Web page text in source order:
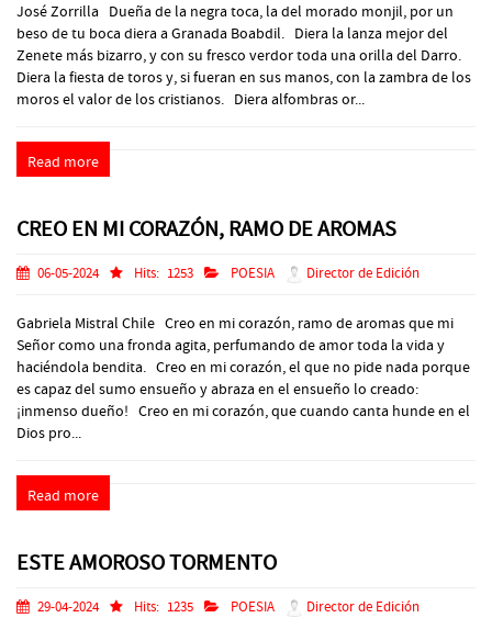
José Zorrilla Dueña de la negra toca, la del morado monjil, por un
beso de tu boca diera a Granada Boabdil. Diera la lanza mejor del
Zenete más bizarro, y con su fresco verdor toda una orilla del Darro.
Diera la fiesta de toros y, si fueran en sus manos, con la zambra de los
moros el valor de los cristianos. Diera alfombras or...
Read more
CREO EN MI CORAZÓN, RAMO DE AROMAS
06-05-2024 Hits: 1253 POESIA Director de Edición
Gabriela Mistral Chile Creo en mi corazón, ramo de aromas que mi
Señor como una fronda agita, perfumando de amor toda la vida y
haciéndola bendita. Creo en mi corazón, el que no pide nada porque
es capaz del sumo ensueño y abraza en el ensueño lo creado:
¡inmenso dueño! Creo en mi corazón, que cuando canta hunde en el
Dios pro...
Read more
ESTE AMOROSO TORMENTO
29-04-2024 Hits: 1235 POESIA Director de Edición